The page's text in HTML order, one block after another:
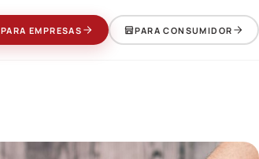
PARA EMPRESAS PARA CONSUMIDOR